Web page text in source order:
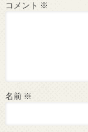
コメント ※
名前 ※